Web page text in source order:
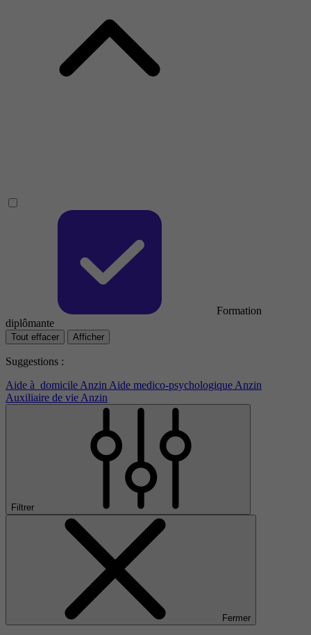
Formation
diplômante
Tout effacer Afficher
Suggestions :
Aide à domicile Anzin Aide medico-psychologique Anzin
Auxiliaire de vie Anzin
Filtrer
Fermer